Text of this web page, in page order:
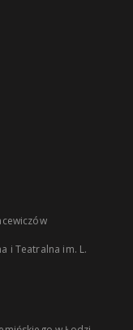
i Teatralna im. L.